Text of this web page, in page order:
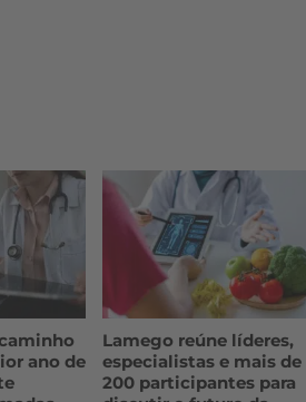
ano de
Lamego reúne líderes,
especialistas e mais de
200 participantes para